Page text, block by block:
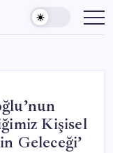
Kişisel
Geleceği’